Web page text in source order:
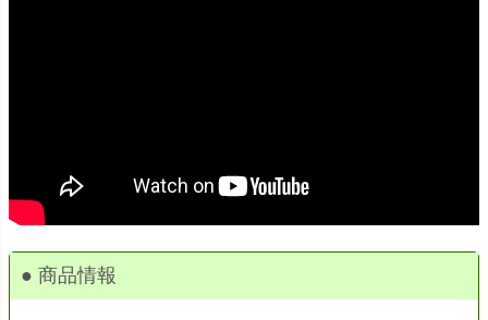
● 商品情報